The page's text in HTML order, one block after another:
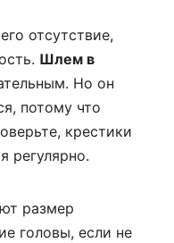
отсутствие,
Шлем в
Но он
потому что
крестики
регулярно.
размер
головы, если не